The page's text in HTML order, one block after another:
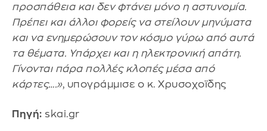
προσπάθεια και δεν φτάνει μόνο η αστυνομία.
Πρέπει και άλλοι φορείς να στείλουν μηνύματα
και να ενημερώσουν τον κόσμο γύρω από αυτά
τα θέματα. Υπάρχει και η ηλεκτρονική απάτη.
Γίνονται πάρα πολλές κλοπές μέσα από
κάρτες….», υπογράμμισε ο κ. Χρυσοχοϊδης
Πηγή: skai.gr